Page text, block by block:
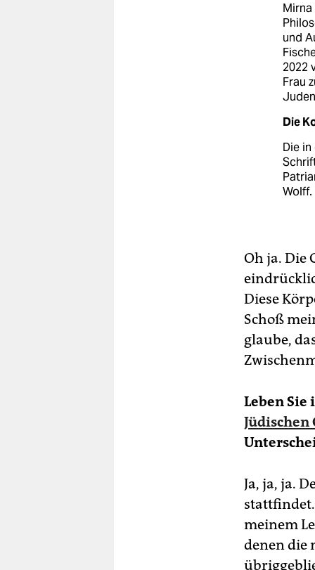
und
2022
Frau
Die
Die
Wolff.
Oh ja. Die
Diese
Schoß
glaube,
Leben
Jüdischen
Ja, ja, ja.
meinem
denen die